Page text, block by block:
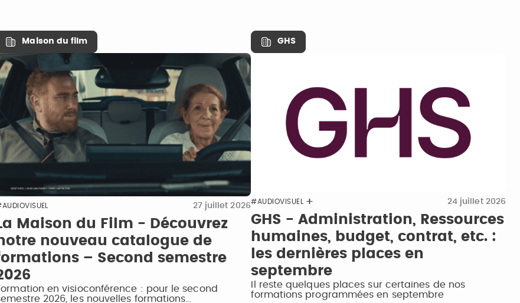
Maison du film
27 juillet 2026
La Maison du Film - Découvrez
nouveau catalogue de
– Second semestre
en visioconférence : pour le second
2026, les nouvelles formations…
GHS
#AUDIOVISUEL 24 juillet 2026
GHS - Administration, Ressources
humaines, budget, contrat, etc. :
les dernières places en
septembre
Il reste quelques places sur certaines de nos
formations programmées en septembre